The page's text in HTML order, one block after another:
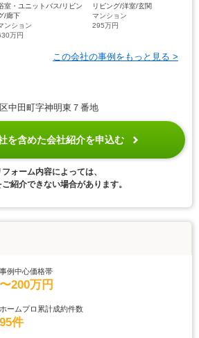
室・ユニットバス/リビン
/廊下
ンション
万円
リビング/洋室/玄関
マンション
295万円
この会社の事例をもっと見る >
中田町字神明東７番地
を含めた会社紹介を申込む
ォーム内容によっては、
紹介できない場合があります。
事例中心価格帯
〜200万円
ホームプロ累計成約件数
95件